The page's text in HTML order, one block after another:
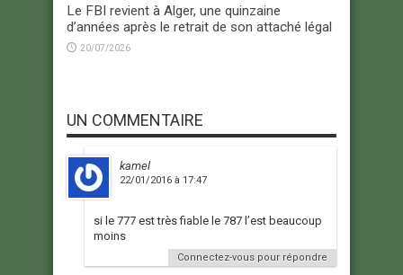
Le FBI revient à Alger, une quinzaine
d’années après le retrait de son attaché légal
20/07/2026
UN COMMENTAIRE
kamel
22/01/2016 à 17:47
si le 777 est très fiable le 787 l’est beaucoup
moins
Connectez-vous pour répondre